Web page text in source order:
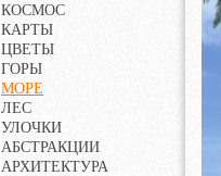
КОСМОС
КАРТЫ
ЦВЕТЫ
ГОРЫ
МОРЕ
ЛЕС
УЛОЧКИ
АБСТРАКЦИИ
АРХИТЕКТУРА